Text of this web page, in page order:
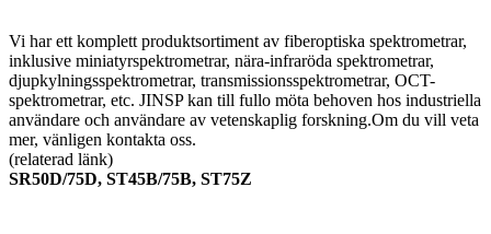
Vi har ett komplett produktsortiment av fiberoptiska spektrometrar,
inklusive miniatyrspektrometrar, nära-infraröda spektrometrar,
djupkylningsspektrometrar, transmissionsspektrometrar, OCT-
spektrometrar, etc. JINSP kan till fullo möta behoven hos industriella
användare och användare av vetenskaplig forskning.Om du vill veta
mer, vänligen kontakta oss.
(relaterad länk)
SR50D/75D, ST45B/75B, ST75Z